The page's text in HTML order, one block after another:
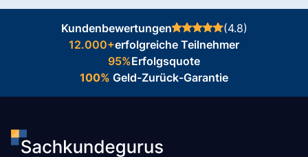
Kundenbewertungen
(4.8)
12.000+erfolgreiche Teilnehmer
95%Erfolgsquote
100% Geld-Zurück-Garantie